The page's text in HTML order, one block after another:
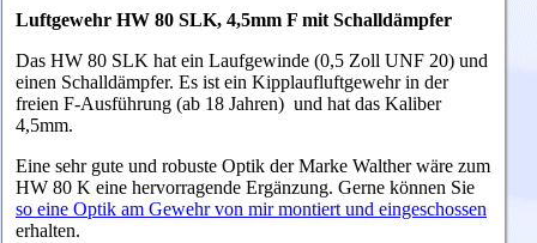
Luftgewehr HW 80 SLK, 4,5mm F mit Schalldämpfer
Das HW 80 SLK hat ein Laufgewinde (0,5 Zoll UNF 20) und
einen Schalldämpfer. Es ist ein Kipplaufluftgewehr in der
freien F-Ausführung (ab 18 Jahren) und hat das Kaliber
4,5mm.
Eine sehr gute und robuste Optik der Marke Walther wäre zum
HW 80 K eine hervorragende Ergänzung. Gerne können Sie
so eine Optik am Gewehr von mir montiert und eingeschossen
erhalten.